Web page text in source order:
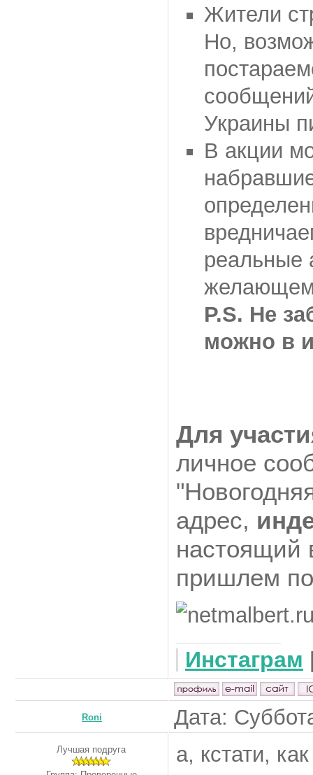
Жители
Но,
Украины
В акции
реальные
P.S. Не
можно в
Для
личное
адрес,
настоящий
пришлем
Инстаграм
Roni Дата:
Лучшая подруга
а, кстати,